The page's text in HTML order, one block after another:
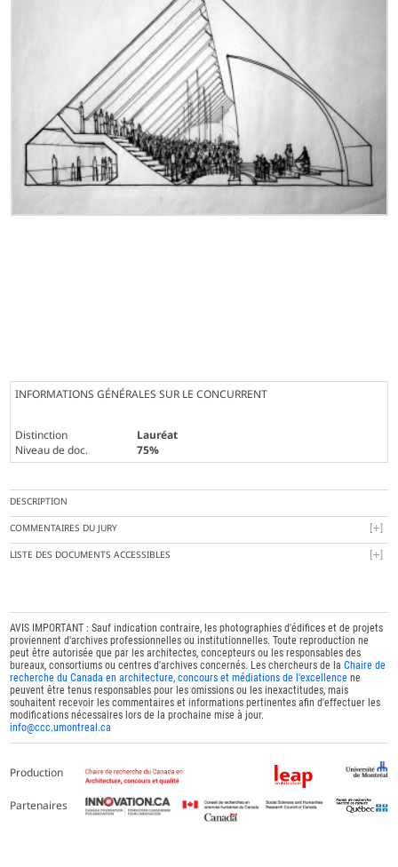
INFORMATIONS GÉNÉRALES SUR LE CONCURRENT
Distinction
Lauréat
Niveau de doc.
75%
DESCRIPTION
COMMENTAIRES DU JURY
LISTE DES DOCUMENTS ACCESSIBLES
AVIS IMPORTANT : Sauf indication contraire, les photographies d'édifices et de projets
proviennent d'archives professionnelles ou institutionnelles. Toute reproduction ne
peut être autorisée que par les architectes, concepteurs ou les responsables des
bureaux, consortiums ou centres d'archives concernés. Les chercheurs de laChaire de
recherche du Canada en architecture, concours et médiations de l'excellence ne
peuvent être tenus responsables pour les omissions ou les inexactitudes, mais
souhaitent recevoir les commentaires et informations pertinentes afin d'effectuer les
modifications nécessaires lors de la prochaine mise à jour.
info@ccc.umontreal.ca
Production
Partenaires